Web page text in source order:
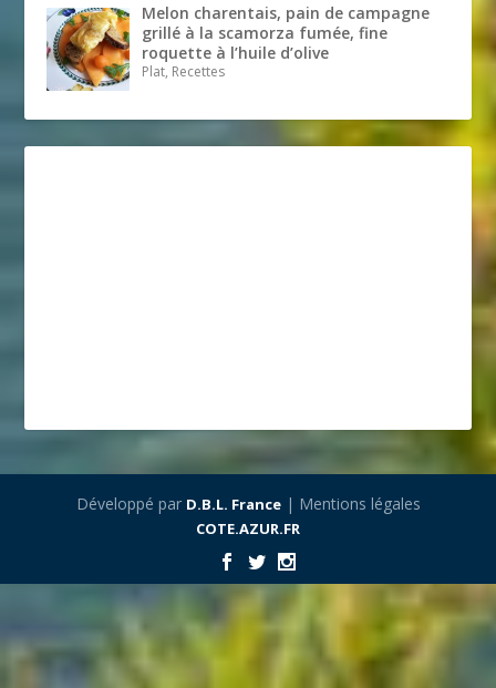
Melon charentais, pain de campagne
grillé à la scamorza fumée, fine
roquette à l’huile d’olive
Plat, Recettes
Développé par D.B.L. France| Mentions légales
COTE.AZUR.FR